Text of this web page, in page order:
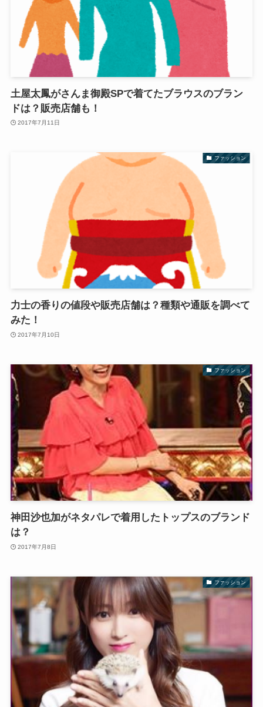
土屋太鳳がさんま御殿SPで着てたブラウスのブラン
ドは？販売店舗も！
2017年7月11日
ファッション
力士の香りの値段や販売店舗は？種類や通販を調べて
みた！
2017年7月10日
ファッション
神田沙也加がネタパレで着用したトップスのブランド
は？
2017年7月8日
ファッション